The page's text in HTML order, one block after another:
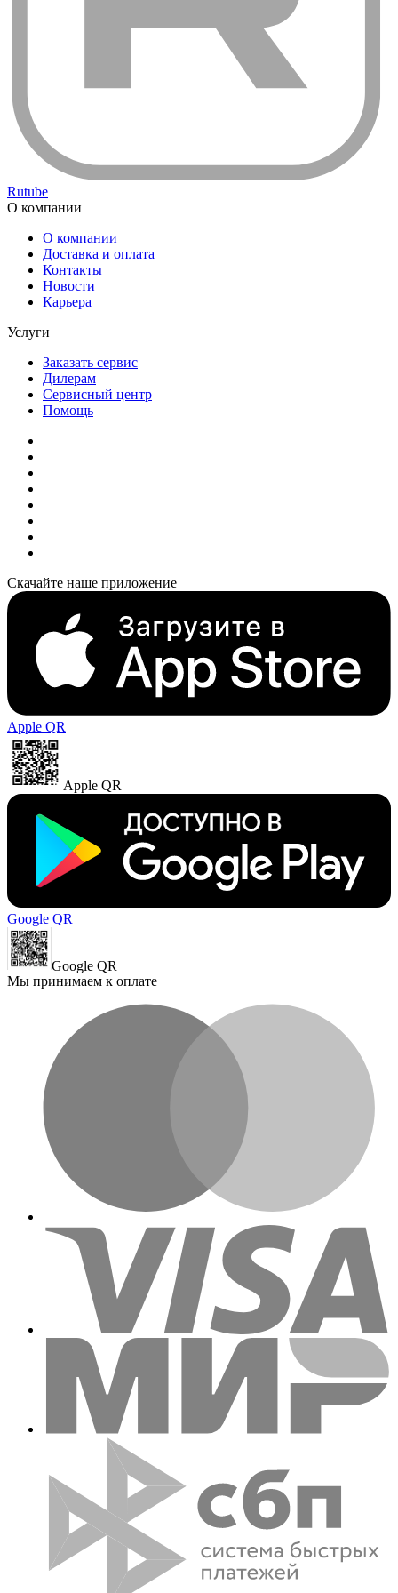
Rutube
О компании
О компании
Доставка и оплата
Контакты
Новости
Карьера
Услуги
Заказать сервис
Дилерам
Сервисный центр
Помощь
Скачайте наше приложение
Apple QR
Apple QR
Google QR
Google QR
Мы принимаем к оплате